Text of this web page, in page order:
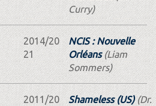
Curry)
2014/20
21
NCIS : Nouvelle
Orléans(Liam
Sommers)
2011/20
Shameless (US)(Dr.